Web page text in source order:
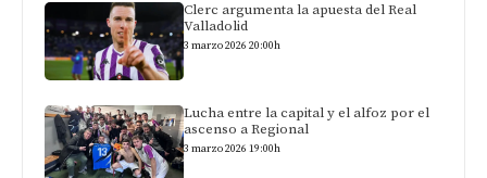
Clerc argumenta la apuesta del Real
Valladolid
3 marzo 2026 20:00h
Lucha entre la capital y el alfoz por el
ascenso a Regional
3 marzo 2026 19:00h